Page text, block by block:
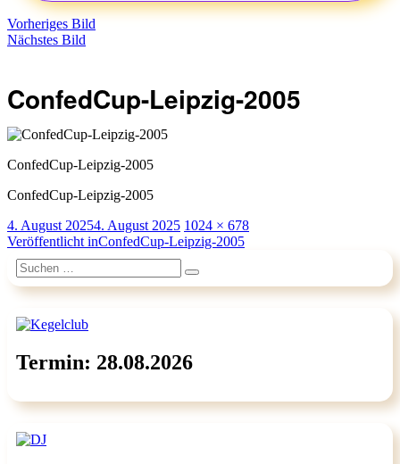
Vorheriges Bild
Nächstes Bild
ConfedCup-Leipzig-2005
ConfedCup-Leipzig-2005
ConfedCup-Leipzig-2005
Veröffentlicht
am
4. August 20254. August 2025 Originalgröße
1024 × 678
Beitragsnavigation
Veröffentlicht inConfedCup-Leipzig-2005
Suchen
nach:
Suchen
Termin: 28.08.2026